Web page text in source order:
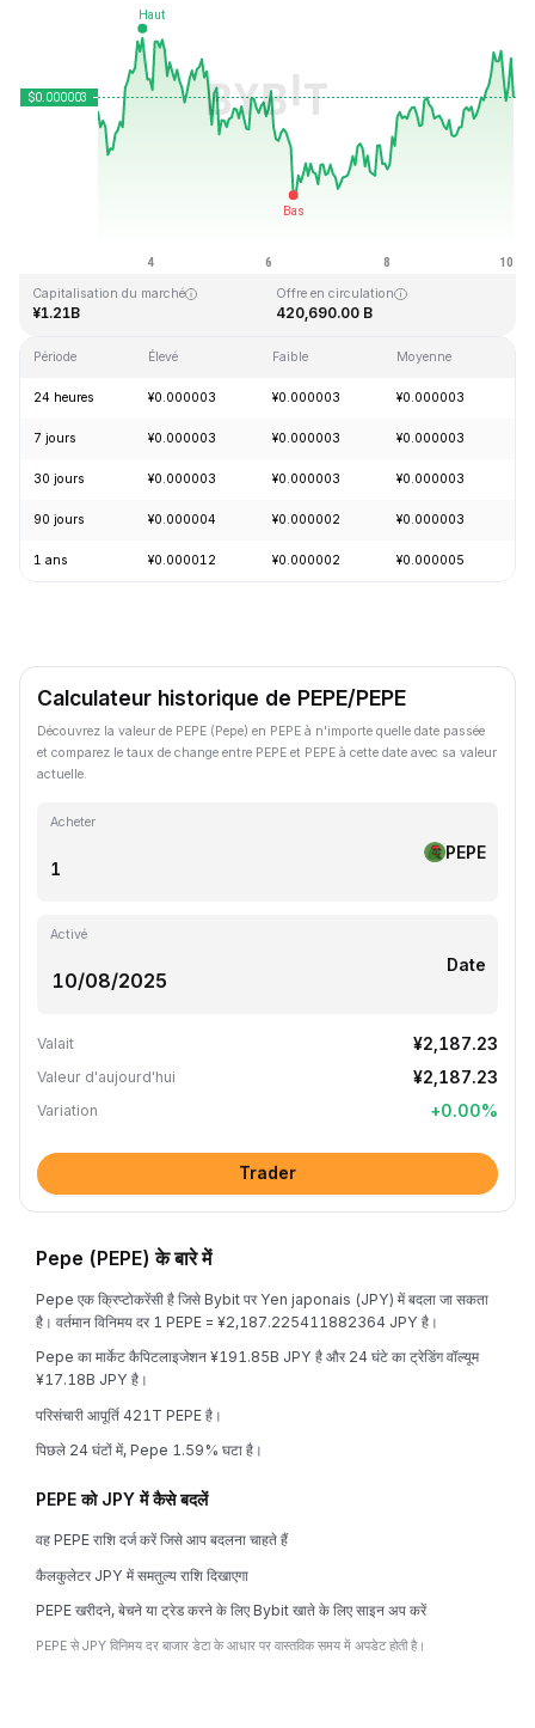
Dernière mise à jour : 2026-08-10, 02:39 GMT+0
Capitalisation du marché
¥1.21B
Offre en circulation
420,690.00 B
Période Élevé Faible Moyenne
24 heures ¥0.000003 ¥0.000003 ¥0.000003
7 jours ¥0.000003 ¥0.000003 ¥0.000003
30 jours ¥0.000003 ¥0.000003 ¥0.000003
90 jours ¥0.000004 ¥0.000002 ¥0.000003
1 ans ¥0.000012 ¥0.000002 ¥0.000005
Calculateur historique de PEPE/PEPE
Découvrez la valeur de PEPE (Pepe) en PEPE à n'importe quelle date passée
et comparez le taux de change entre PEPE et PEPE à cette date avec sa valeur
actuelle.
Acheter
PEPE
Activé
Date
Valait ¥2,187.23
Valeur d'aujourd'hui ¥2,187.23
Variation +0.00%
Trader
Pepe (PEPE) के बारे में
Pepe एक क्रिप्टोकरेंसी है जिसे Bybit पर Yen japonais (JPY) में बदला जा सकता
है। वर्तमान विनिमय दर 1 PEPE = ¥2,187.225411882364 JPY है।
Pepe का मार्केट कैपिटलाइजेशन ¥191.85B JPY है और 24 घंटे का ट्रेडिंग वॉल्यूम
¥17.18B JPY है।
परिसंचारी आपूर्ति 421T PEPE है।
पिछले 24 घंटों में, Pepe 1.59% घटा है।
PEPE को JPY में कैसे बदलें
वह PEPE राशि दर्ज करें जिसे आप बदलना चाहते हैं
कैलकुलेटर JPY में समतुल्य राशि दिखाएगा
PEPE खरीदने, बेचने या ट्रेड करने के लिए Bybit खाते के लिए साइन अप करें
PEPE से JPY विनिमय दर बाजार डेटा के आधार पर वास्तविक समय में अपडेट होती है।